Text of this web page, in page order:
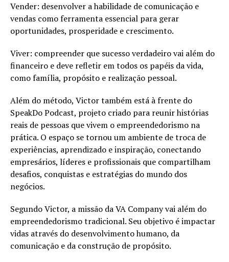
Vender: desenvolver a habilidade de comunicação e
vendas como ferramenta essencial para gerar
oportunidades, prosperidade e crescimento.
Viver: compreender que sucesso verdadeiro vai além do
financeiro e deve refletir em todos os papéis da vida,
como família, propósito e realização pessoal.
Além do método, Victor também está à frente do
SpeakDo Podcast, projeto criado para reunir histórias
reais de pessoas que vivem o empreendedorismo na
prática. O espaço se tornou um ambiente de troca de
experiências, aprendizado e inspiração, conectando
empresários, líderes e profissionais que compartilham
desafios, conquistas e estratégias do mundo dos
negócios.
Segundo Victor, a missão da VA Company vai além do
empreendedorismo tradicional. Seu objetivo é impactar
vidas através do desenvolvimento humano, da
comunicação e da construção de propósito.